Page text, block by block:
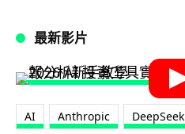
最新影片
AI Anthropic DeepSeek